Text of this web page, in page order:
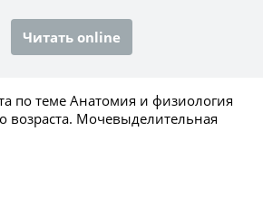
Читать online
по теме Анатомия и физиология
возраста. Мочевыделительная